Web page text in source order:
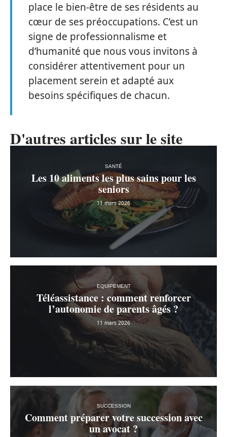
place le bien-être de ses résidents au
cœur de ses préoccupations. C’est un
signe de professionnalisme et
d’humanité que nous vous invitons à
considérer attentivement pour un
placement serein et adapté aux
besoins spécifiques de chacun.
D'autres articles sur le site
SANTÉ
Les 10 aliments les plus sains pour les
seniors
11 mars 2026
EQUIPEMENT
Téléassistance : comment renforcer
l’autonomie de parents âgés ?
11 mars 2026
SUCCESSION
Comment préparer votre succession avec
un avocat ?